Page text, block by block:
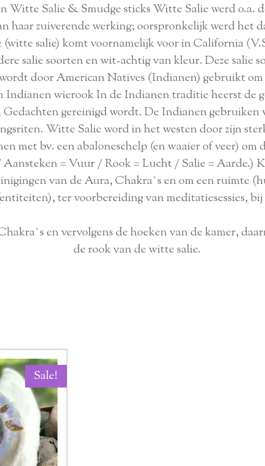
Witte Salie & Smudge sticks Witte Salie werd o.a.
haar zuiverende werking; oorspronkelijk werd het
salie) komt voornamelijk voor in California
salie soorten en wit-achtig van kleur. Deze salie
door American Natives (Indianen) gebruikt
Indianen wierook In de Indianen traditie heerst de
gereinigd wordt. De Indianen gebruiken
Witte Salie word in het westen door zijn
met bv. een abaloneschelp (en waaier of veer) om
= Vuur / Rook = Lucht / Salie = Aarde.)
van de Aura, Chakra`s en om een ruimte
ter voorbereiding van meditatiesessies, bij
en vervolgens de hoeken van de kamer,
de rook van de witte salie.
Sale!